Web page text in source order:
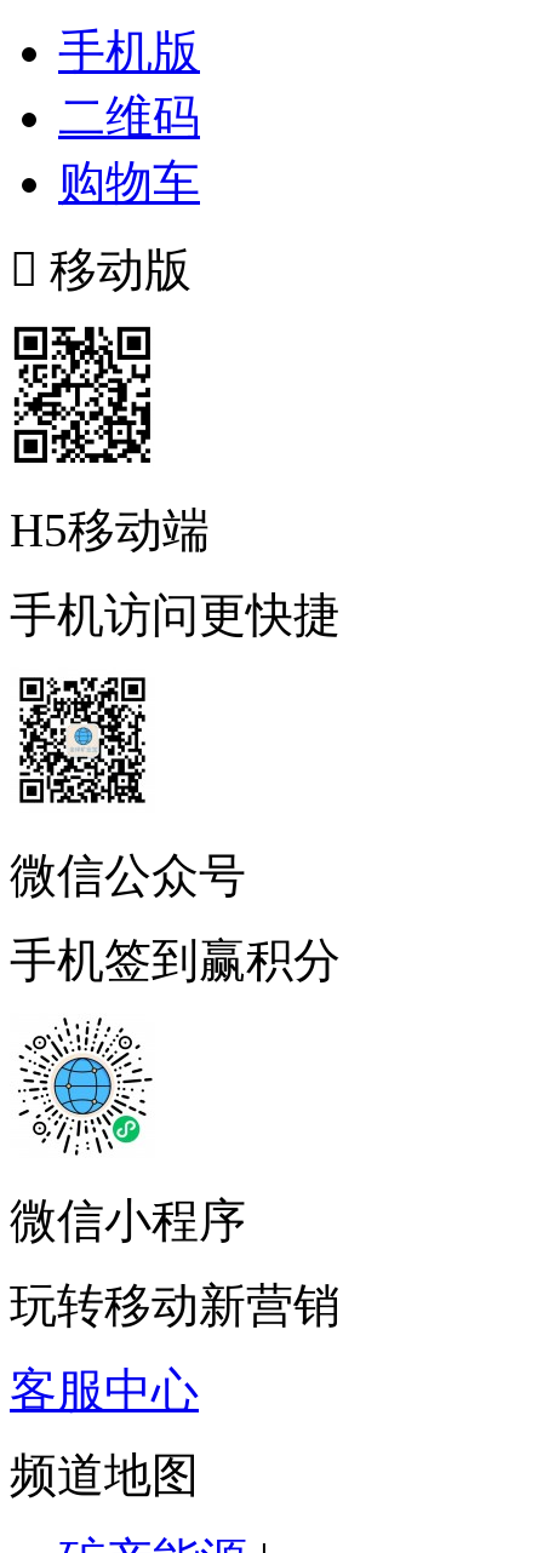
手机版
二维码
购物车
 移动版
H5移动端
手机访问更快捷
微信公众号
手机签到赢积分
微信小程序
玩转移动新营销
客服中心
频道地图